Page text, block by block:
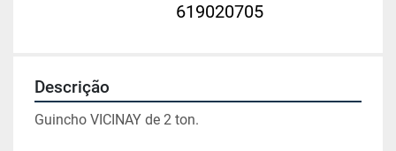
619020705
Descrição
Guincho VICINAY de 2 ton.